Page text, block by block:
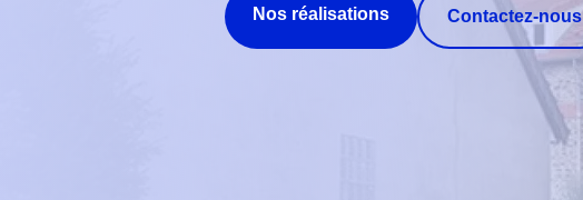
Nos réalisations Contactez-nous